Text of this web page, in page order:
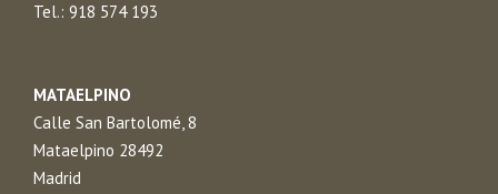
Tel.: 918 574 193
MATAELPINO
Calle San Bartolomé, 8
Mataelpino 28492
Madrid